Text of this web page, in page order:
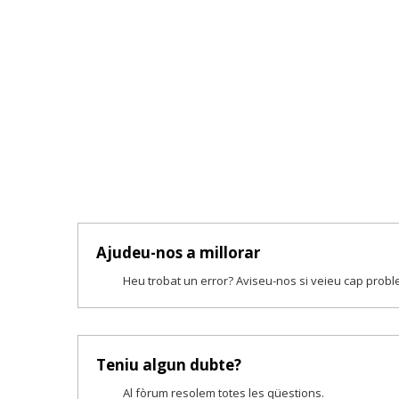
Ajudeu-nos a millorar
Heu trobat un error? Aviseu-nos si veieu cap
Teniu algun dubte?
Al fòrum resolem totes les qüestions.